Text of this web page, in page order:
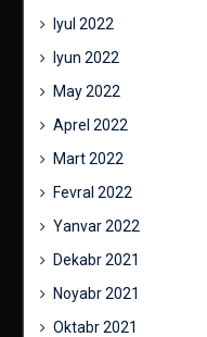
Iyul 2022
Iyun 2022
May 2022
Aprel 2022
Mart 2022
Fevral 2022
Yanvar 2022
Dekabr 2021
Noyabr 2021
Oktabr 2021